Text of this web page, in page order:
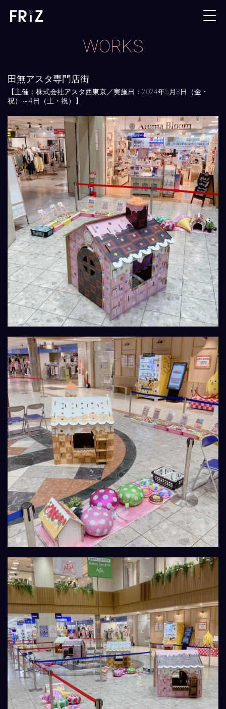
WORKS
田無アスタ専門店街
【主催：株式会社アスタ西東京／実施日：2024年5月3日（金・
祝）～4日（土・祝）】